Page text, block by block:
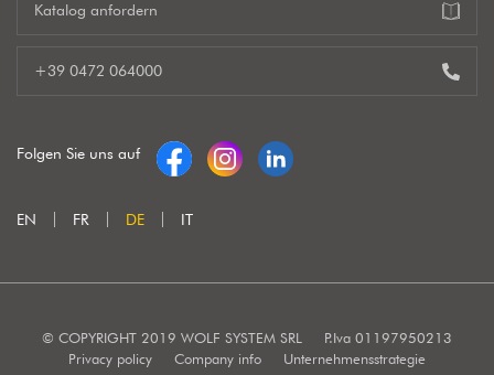
Katalog anfordern
+39 0472 064000
Folgen Sie uns auf
EN FR DE IT
© COPYRIGHT 2019 WOLF SYSTEM SRL
P.Iva 01197950213
Privacy policy
Company info
Unternehmensstrategie